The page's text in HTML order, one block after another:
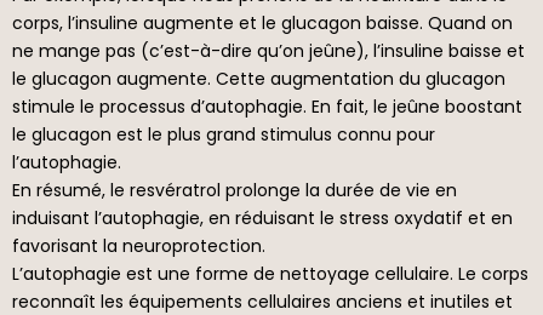
corps, l’insuline augmente et le glucagon baisse. Quand on
ne mange pas (c’est-à-dire qu’on jeûne), l’insuline baisse et
le glucagon augmente. Cette augmentation du glucagon
stimule le processus d’autophagie. En fait, le jeûne boostant
le glucagon est le plus grand stimulus connu pour
l’autophagie.
En résumé, le resvératrol prolonge la durée de vie en
induisant l’autophagie, en réduisant le stress oxydatif et en
favorisant la neuroprotection.
L’autophagie est une forme de nettoyage cellulaire. Le corps
reconnaît les équipements cellulaires anciens et inutiles et